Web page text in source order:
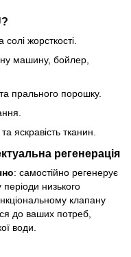
жорсткості.
машину, бойлер,
прального порошку.
яскравість тканин.
регенерація
: самостійно регенерує
низького
клапану
до ваших потреб,
води.